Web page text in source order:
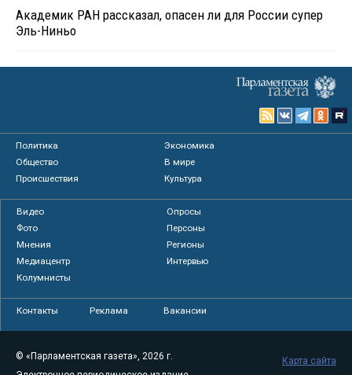
Академик РАН рассказал, опасен ли для России супер
Эль-Ниньо
Политика
Экономика
Общество
В мире
Происшествия
Культура
Видео
Опросы
Фото
Персоны
Мнения
Регионы
Медиацентр
Интервью
Колумнисты
Контакты Реклама Вакансии
© «Парламентская газета», 2026 г.
Карта сайта